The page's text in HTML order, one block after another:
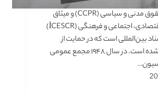
میثاق بین‌المللی حقوق مدنی و سیاسی (CCPR) و میثاق
بین‌المللی حقوق اقتصادی، اجتماعی و فرهنگی (İCESCR)
بین‌المللی است که در حمایت از
حقوق بشر نوشته شده است. در سال ۱۹۴۸ مجمع عمومی